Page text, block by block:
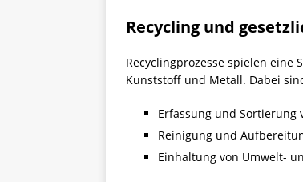
Recycling und
Recyclingprozesse spielen eine
Kunststoff und Metall. Dabei
Erfassung und Sortierung
Reinigung und
Einhaltung von Umwelt-